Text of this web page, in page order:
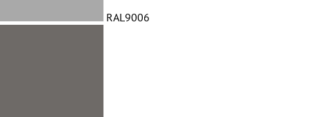
RAL9006